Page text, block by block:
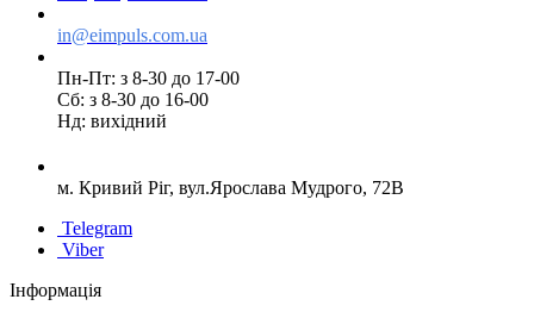
in@eimpuls.com.ua
Пн-Пт: з 8-30 до 17-00
Сб: з 8-30 до 16-00
Нд: вихідний
м. Кривий Ріг, вул.Ярослава Мудрого, 72В
Telegram
Viber
Інформація